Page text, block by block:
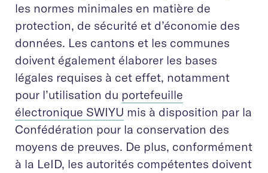
les normes minimales en matière de
protection, de sécurité et d’économie des
données. Les cantons et les communes
doivent également élaborer les bases
légales requises à cet effet, notamment
pour l’utilisation du portefeuille
électronique SWIYU mis à disposition par la
Confédération pour la conservation des
moyens de preuves. De plus, conformément
à la LeID, les autorités compétentes doivent